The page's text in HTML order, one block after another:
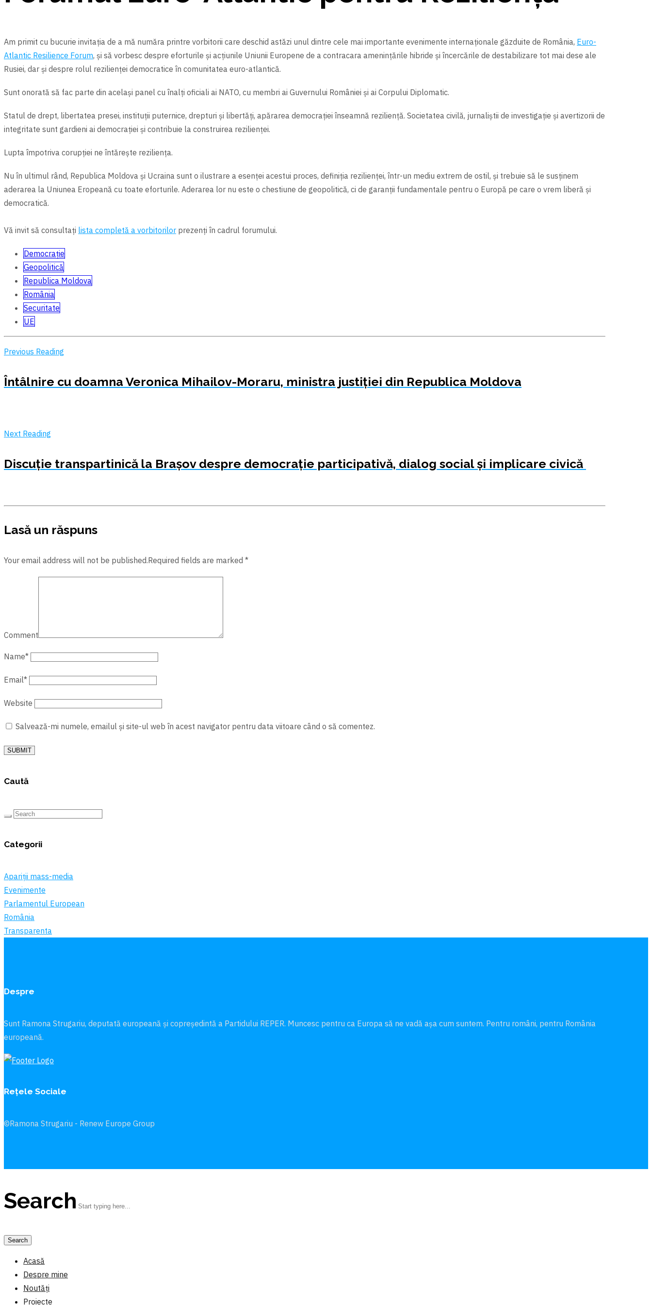
Am primit cu bucurie invitația de a mă număra printre vorbitorii care deschid astăzi unul dintre cele mai importante evenimente internaționale găzduite de România, Euro-
Atlantic Resilience Forum, și să vorbesc despre eforturile și acțiunile Uniunii Europene de a contracara amenințările hibride și încercările de destabilizare tot mai dese ale
Rusiei, dar şi despre rolul rezilienței democratice în comunitatea euro-atlantică.
Sunt onorată să fac parte din același panel cu înalți oficiali ai NATO, cu membri ai Guvernului României și ai Corpului Diplomatic.
Statul de drept, libertatea presei, instituții puternice, drepturi şi libertăți, apărarea democrației înseamnă reziliență. Societatea civilă, jurnaliștii de investigație și avertizorii de
integritate sunt gardieni ai democrației şi contribuie la construirea rezilienței.
Lupta împotriva corupției ne întăreşte reziliența.
Nu în ultimul rând, Republica Moldova şi Ucraina sunt o ilustrare a esenței acestui proces, definiția rezilienței, într-un mediu extrem de ostil, şi trebuie să le susținem
aderarea la Uniunea Eropeană cu toate eforturile. Aderarea lor nu este o chestiune de geopolitică, ci de garanții fundamentale pentru o Europă pe care o vrem liberă şi
democratică.
Vă invit să consultați lista completă a vorbitorilor prezenți în cadrul forumului.
Democrație
Geopolitică
Republica Moldova
România
Securitate
UE
Previous Reading
Întâlnire cu doamna Veronica Mihailov-Moraru, ministra justiției din Republica Moldova
Next Reading
Discuție transpartinică la Brașov despre democrație participativă, dialog social și implicare civică
Lasă un răspuns
Your email address will not be published.Required fields are marked *
Comment
Name*
Email*
Website
Salvează-mi numele, emailul și site-ul web în acest navigator pentru data viitoare când o să comentez.
SUBMIT
Caută
Categorii
Apariții mass-media
Evenimente
Parlamentul European
România
Transparenta
Despre
Sunt Ramona Strugariu, deputată europeană și copreședintă a Partidului REPER. Muncesc pentru ca Europa să ne vadă aşa cum suntem. Pentru români, pentru România
europeană.
Rețele Sociale
©Ramona Strugariu - Renew Europe Group
Search
Acasă
Despre mine
Noutăți
Proiecte